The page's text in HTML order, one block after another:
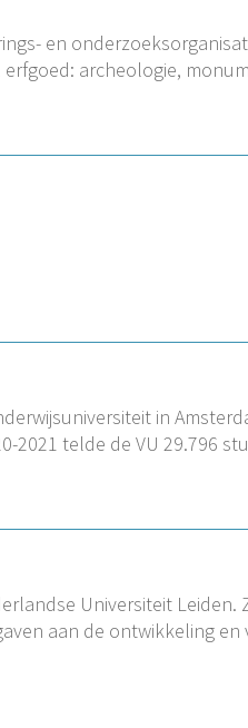
en
archeologie,
in
telde de VU 29.796
Universiteit Leiden.
aan de ontwikkeling en